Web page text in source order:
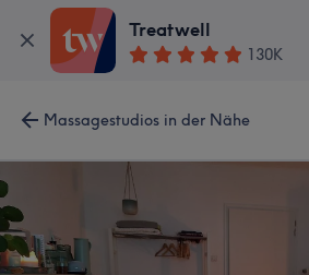
Treatwell
130K
Massagestudios in der Nähe